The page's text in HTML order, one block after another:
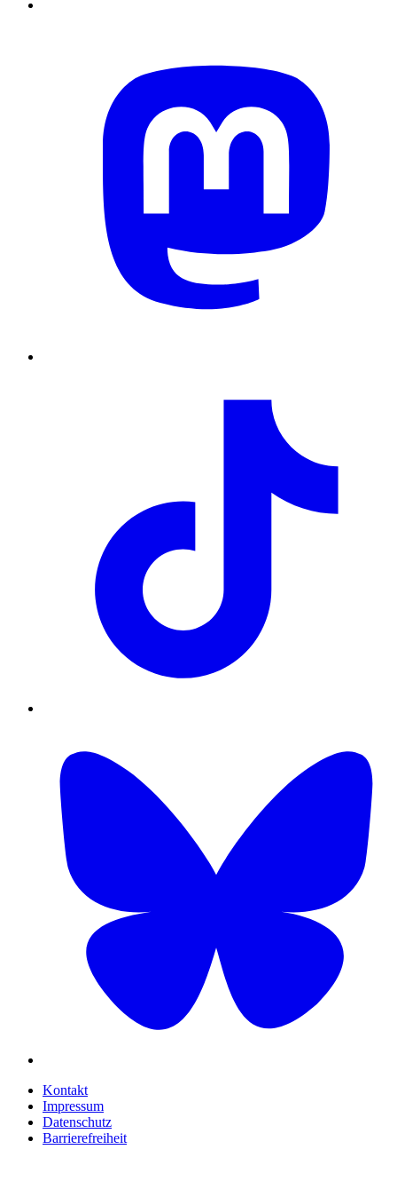
Kontakt
Impressum
Datenschutz
Barrierefreiheit